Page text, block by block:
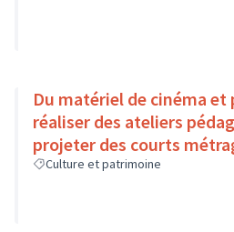
Du matériel de cinéma
réaliser des ateliers
projeter des courts
Culture et patrimoine